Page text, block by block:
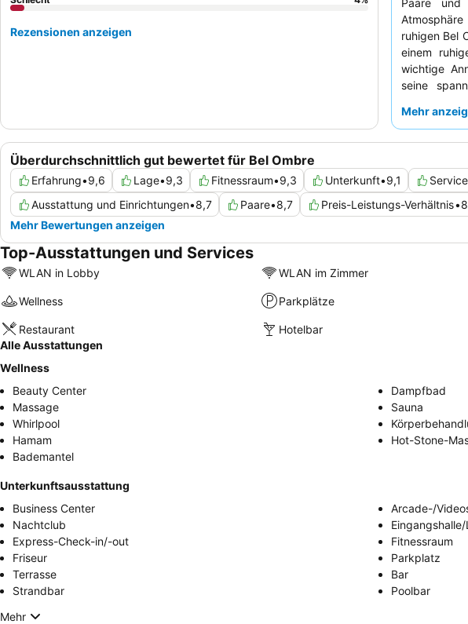
Paare und
ruhigen Bel
einem
wichtige
seine
loben
Gin'ja,
Zimmer mit
Mehr
Überdurchschnittlich gut bewertet für Bel Ombre
Erfahrung•9,6 Lage•9,3 Fitnessraum•9,3 Unterkunft•9,1 Service
Ausstattung und Einrichtungen•8,7 Paare•8,7 Preis-Leistungs-Verhältnis•
Mehr Bewertungen anzeigen
Rezensionen anzeigen
Top-Ausstattungen und Services
WLAN in Lobby WLAN im Zimmer
Wellness Parkplätze
Restaurant Hotelbar
Alle Ausstattungen
Wellness
Beauty Center
Dampfbad
Massage
Sauna
Whirlpool
Hamam
Hot-Stone-
Bademantel
Unterkunftsausstattung
Business Center
Arcade-/
Nachtclub
Express-Check-in/-out
Fitnessraum
Friseur
Parkplatz
Terrasse
Bar
Strandbar
Poolbar
Mehr